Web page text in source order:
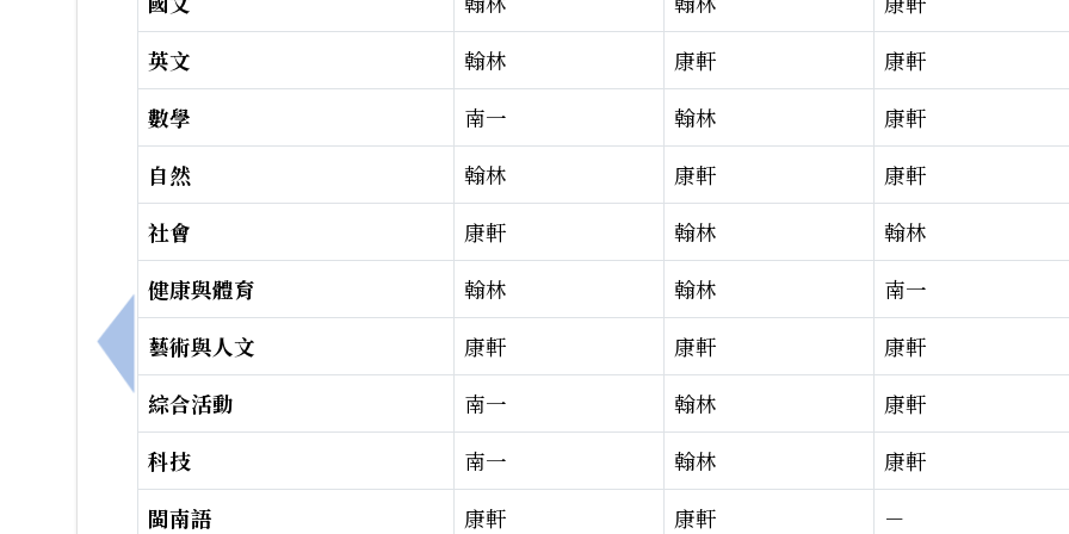
上一筆：因應停班停課，第三次定期考延至下週6/29（一）
英文
翰林 康軒
康軒
數學
南一 翰林
康軒
自然
翰林 康軒
康軒
社會
康軒 翰林
翰林
健康與體育
翰林 翰林
南一
藝術與人文
康軒 康軒
康軒
綜合活動
南一 翰林
康軒
科技
南一 翰林
康軒
閩南語
康軒 康軒 －